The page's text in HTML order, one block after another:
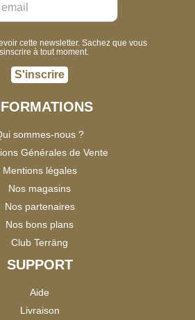
cette newsletter. Sachez que vous
à tout moment.
S'inscrire
sommes-nous ?
Générales de Vente
Mentions légales
Nos magasins
Nos partenaires
Nos bons plans
Club Terräng
SUPPORT
Aide
Livraison